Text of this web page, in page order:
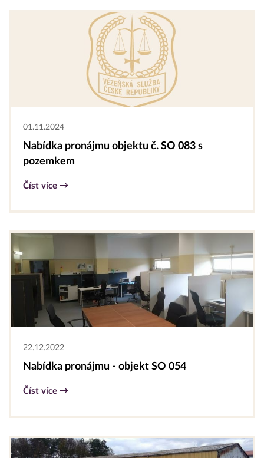
01.11.2024
Nabídka pronájmu objektu č. SO 083 s
pozemkem
Číst více
22.12.2022
Nabídka pronájmu - objekt SO 054
Číst více